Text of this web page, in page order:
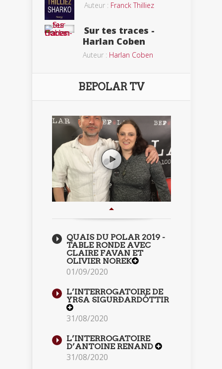
Auteur : Franck Thilliez
Sur tes traces -
Harlan Coben
Auteur : Harlan Coben
BEPOLAR TV
QUAIS DU POLAR 2019 -
TABLE RONDE AVEC
CLAIRE FAVAN ET
OLIVIER NOREK
01/09/2020
L’INTERROGATOIRE DE
YRSA SIGURÐARDÓTTIR
31/08/2020
L’INTERROGATOIRE
D’ANTOINE RENAND
31/08/2020